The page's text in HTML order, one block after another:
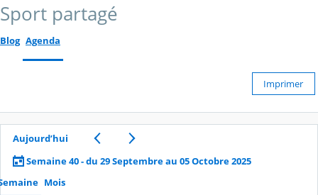
Sport partagé
Blog Agenda
Imprimer
Aujourd’hui
Semaine 40 - du 29 Septembre au 05 Octobre 2025
Mois